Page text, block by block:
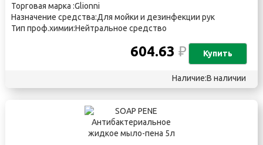
Торговая марка :Glionni
Назначение средства:Для мойки и дезинфекции рук
Тип проф.химии:Нейтральное средство
604.63₽ Купить
Наличие:В наличии